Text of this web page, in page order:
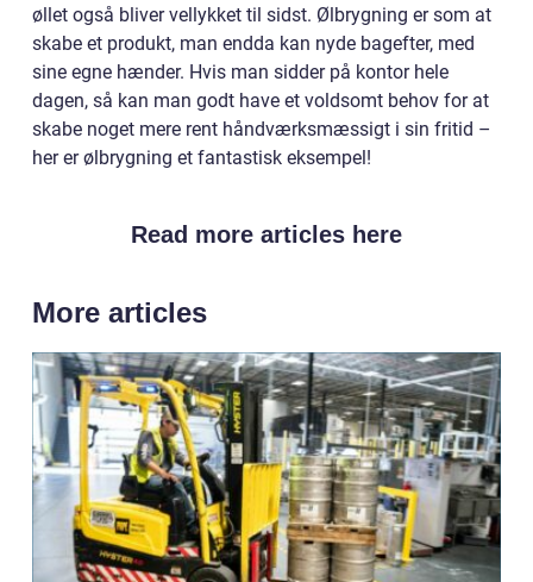
øllet også bliver vellykket til sidst. Ølbrygning er som at
skabe et produkt, man endda kan nyde bagefter, med
sine egne hænder. Hvis man sidder på kontor hele
dagen, så kan man godt have et voldsomt behov for at
skabe noget mere rent håndværksmæssigt i sin fritid –
her er ølbrygning et fantastisk eksempel!
Read more articles here
More articles